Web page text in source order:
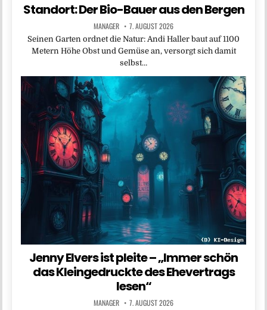
Standort: Der Bio-Bauer aus den Bergen
MANAGER 7. AUGUST 2026
Seinen Garten ordnet die Natur: Andi Haller baut auf 1100
Metern Höhe Obst und Gemüse an, versorgt sich damit
selbst…
Jenny Elvers ist pleite – „Immer schön
das Kleingedruckte des Ehevertrags
lesen“
MANAGER 7. AUGUST 2026